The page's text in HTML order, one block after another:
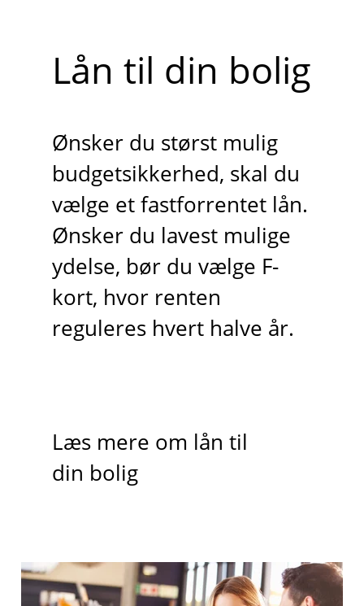
Lån til din bolig
Ønsker du størst mulig
budgetsikkerhed, skal du
vælge et fastforrentet lån.
Ønsker du lavest mulige
ydelse, bør du vælge F-
kort, hvor renten
reguleres hvert halve år.
Læs mere om lån til
din bolig